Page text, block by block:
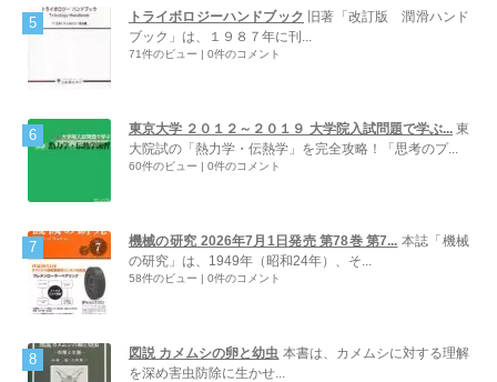
トライボロジーハンドブック 旧著「改訂版 潤滑ハンド
ブック」は、１９８７年に刊...
71件のビュー | 0件のコメント
東京大学 ２０１２～２０１９ 大学院入試問題で学ぶ... 東
大院試の「熱力学・伝熱学」を完全攻略！「思考のプ...
60件のビュー | 0件のコメント
機械の研究 2026年7月1日発売 第78巻 第7... 本誌「機械
の研究」は、1949年（昭和24年）、そ...
58件のビュー | 0件のコメント
図説 カメムシの卵と幼虫 本書は、カメムシに対する理解
を深め害虫防除に生かせ...